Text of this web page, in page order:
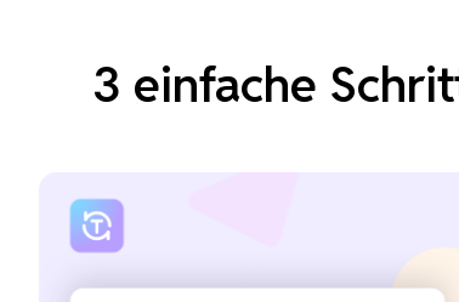
3 einfache